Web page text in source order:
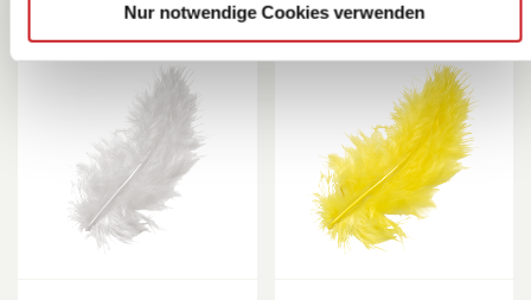
Nur notwendige Cookies verwenden